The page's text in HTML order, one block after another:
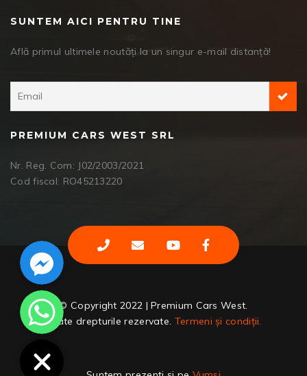
SUNTEM AICI PENTRU TINE
Află primul ultimele noutăți la un singur e-mail distanță!
PREMIUM CARS WEST SRL
Nr. Reg. Com: J02/2003/2021
Cod fiscal: RO45213220
© Copyright 2022 | Premium Cars West.
Toate drepturile rezervate. Termeni și condiții.
Facebook Messenger
WhatsApp